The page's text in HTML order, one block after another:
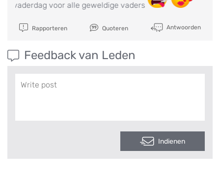
voor alle geweldige vaders
Rapporteren Quoteren Antwoorden
Feedback van Leden
Indienen